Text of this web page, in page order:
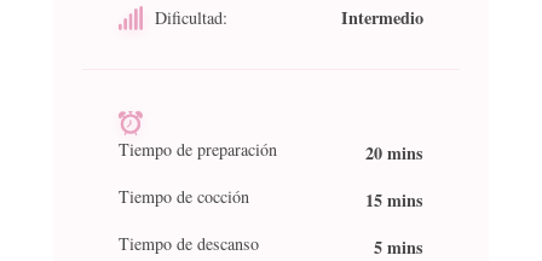
Dificultad: Intermedio
Tiempo de preparación 20 mins
Tiempo de cocción 15 mins
Tiempo de descanso 5 mins